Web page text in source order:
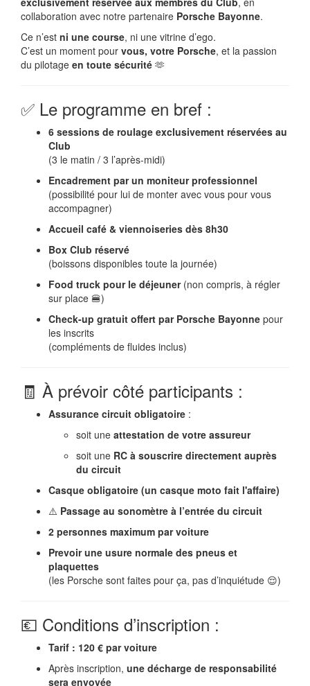
collaboration avec notre partenaire Porsche Bayonne.
Ce n’est ni une course, ni une vitrine d’ego.
C’est un moment pour vous, votre Porsche, et la passion
du pilotage en toute sécurité 🫶
✅ Le programme en bref :
6 sessions de roulage exclusivement réservées au
Club
(3 le matin / 3 l’après-midi)
Encadrement par un moniteur professionnel
(possibilité pour lui de monter avec vous pour vous
accompagner)
Accueil café & viennoiseries dès 8h30
Box Club réservé
(boissons disponibles toute la journée)
Food truck pour le déjeuner(non compris, à régler
sur place 🍔)
Check-up gratuit offert par Porsche Bayonne pour
les inscrits
(compléments de fluides inclus)
🧾 À prévoir côté participants :
Assurance circuit obligatoire :
soit une attestation de votre assureur
soit une RC à souscrire directement auprès
du circuit
Casque obligatoire (un casque moto fait l'affaire)
⚠️ Passage au sonomètre à l’entrée du circuit
2 personnes maximum par voiture
Prevoir une usure normale des pneus et
plaquettes
(les Porsche sont faites pour ça, pas d’inquiétude 😌)
💶 Conditions d’inscription :
Tarif : 120 € par voiture
Après inscription, une décharge de responsabilité
sera envoyée